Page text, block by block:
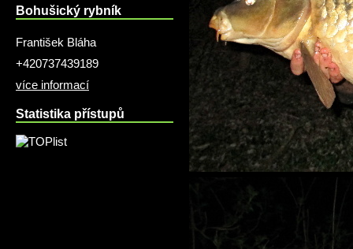
Bohušický rybník
František Bláha
+420737439189
více informací
Statistika přístupů